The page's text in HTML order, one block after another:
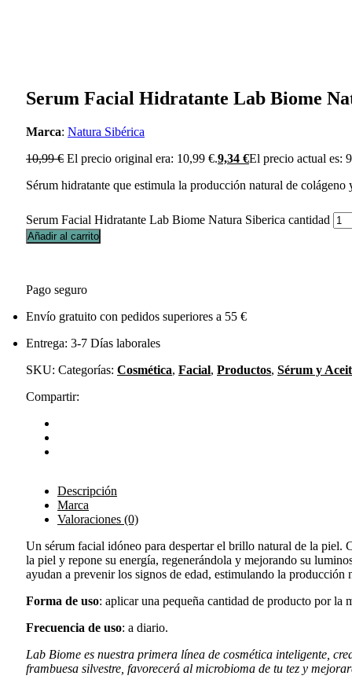
Serum Facial Hidratante Lab Biome
Marca: Natura Sibérica
10,99€ El precio original era: 10,99 €.9,34 €El precio actual es:
Sérum hidratante que estimula la producción natural de
Serum Facial Hidratante Lab Biome Natura Siberica cantidad
Añadir al carrito
Pago seguro
Envío gratuito con pedidos superiores a 55 €
Entrega: 3-7 Días laborales
SKU: Categorías: Cosmética, Facial, Productos, Sérum y
Compartir:
Descripción
Marca
Valoraciones (0)
Un sérum facial idóneo para despertar el brillo natural de la piel.
la piel y repone su energía, regenerándola y mejorando su
ayudan a prevenir los signos de edad, estimulando la
Forma de uso: aplicar una pequeña cantidad de producto por
Frecuencia de uso: a diario.
Lab Biome es nuestra primera línea de cosmética inteligente,
frambuesa silvestre, favorecerá al microbioma de tu tez y